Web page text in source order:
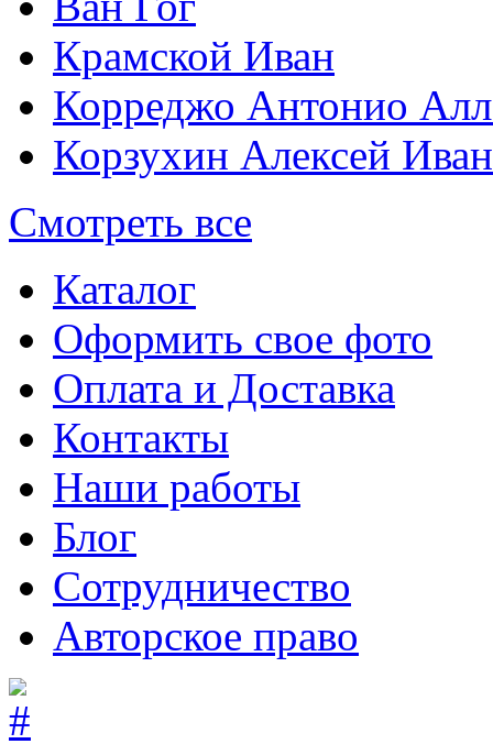
Крамской Иван
Корреджо Антонио
Корзухин Алексей
Смотреть все
Каталог
Оформить свое фото
Оплата и Доставка
Контакты
Наши работы
Блог
Сотрудничество
Авторское право